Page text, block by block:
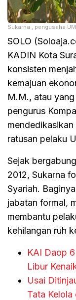
Sukarna , pengusaha
SOLO
KADIN Kota
konsisten
kemajuan
M.M., atau
pengurus
ratusan pelaku
Sejak
2012, Sukarna
Syariah.
jabatan formal,
membantu
kehilangan ruh
KAI Daop
Libur
Usai
Tata Kelola